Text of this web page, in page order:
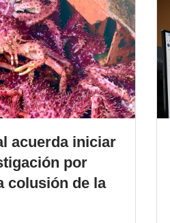
acuerda iniciar
por
colusión de la